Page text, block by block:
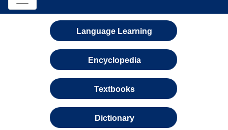
Language Learning
Encyclopedia
Textbooks
Dictionary